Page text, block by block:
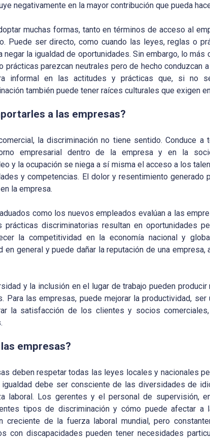
negativamente en la mayor contribución que pueda
muchas formas, tanto en términos de acceso al
Puede ser directo, como cuando las leyes, reglas o
negar la igualdad de oportunidades. Sin embargo, lo
prácticas parezcan neutrales pero de hecho conduzcan
informal en las actitudes y prácticas que, si no
también puede tener raíces culturales que exigen
a las empresas?
la discriminación no tiene sentido. Conduce
empresarial dentro de la empresa y en la
y la ocupación se niega a sí misma el acceso a los
y competencias. El dolor y resentimiento
la empresa.
como los nuevos empleados evalúan a las
discriminatorias resultan en oportunidades
la competitividad en la economía nacional y
en general y puede dañar la reputación de una
y la inclusión en el lugar de trabajo pueden
Para las empresas, puede mejorar la productividad,
la satisfacción de los clientes y socios
empresas?
deben respetar todas las leyes locales y nacionales
debe ser consciente de las diversidades de
laboral. Los gerentes y el personal de supervisión,
tipos de discriminación y cómo puede afectar a
creciente de la fuerza laboral mundial, pero
con discapacidades pueden tener necesidades